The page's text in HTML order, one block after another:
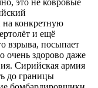
конкретную
и ещё
взрыва, посыпает
очень здорово даже
Сирийская армия
до границы